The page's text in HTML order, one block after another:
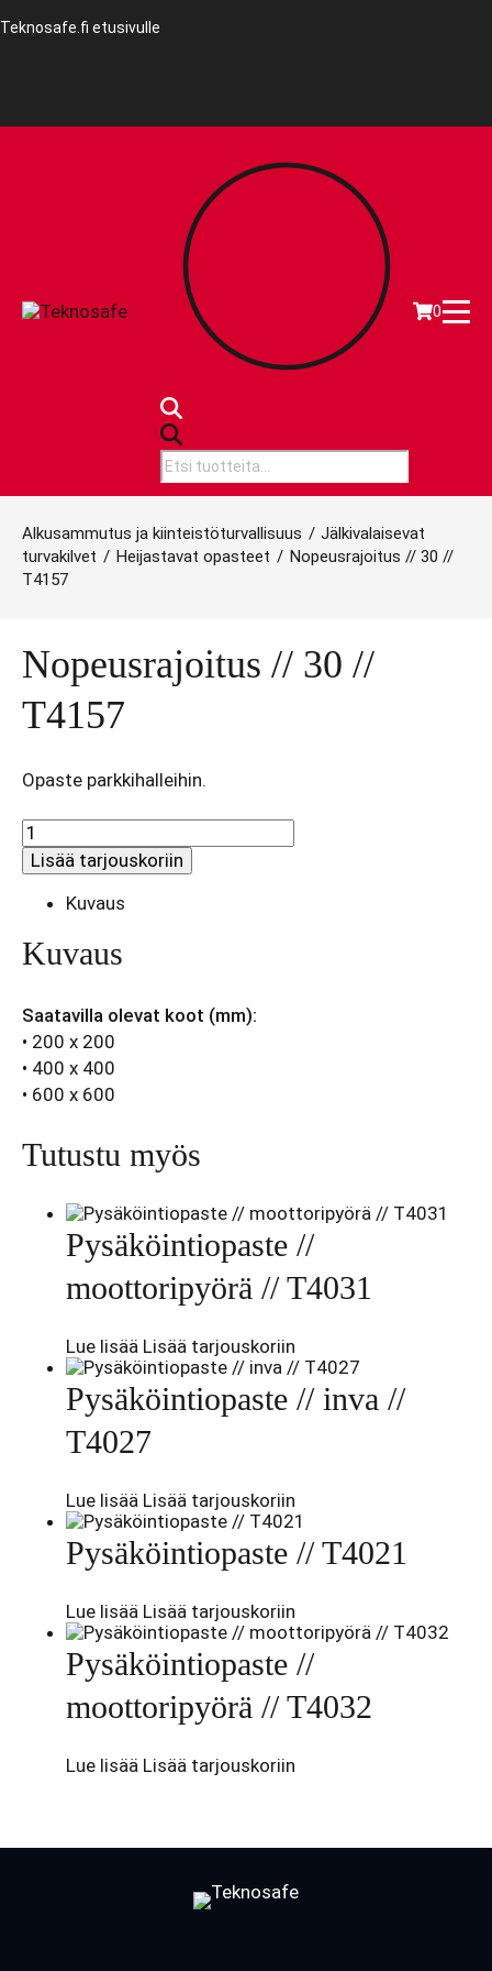
Teknosafe.fi etusivulle
search
0
Alkusammutus ja kiinteistöturvallisuus / Jälkivalaisevat
turvakilvet / Heijastavat opasteet / Nopeusrajoitus // 30 //
T4157
Nopeusrajoitus // 30 //
T4157
Opaste parkkihalleihin.
Nopeusrajoitus
//
30
T4157
Lisää tarjouskoriin
Kuvaus
Kuvaus
Saatavilla olevat koot (mm):
• 200 x 200
• 400 x 400
• 600 x 600
Tutustu myös
Pysäköintiopaste //
moottoripyörä // T4031
Lue lisää Lisää tarjouskoriin
Pysäköintiopaste // inva //
T4027
Lue lisää Lisää tarjouskoriin
Pysäköintiopaste // T4021
Lue lisää Lisää tarjouskoriin
Pysäköintiopaste //
moottoripyörä // T4032
Lue lisää Lisää tarjouskoriin